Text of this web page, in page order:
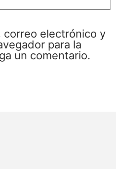
correo electrónico y
para la
un comentario.